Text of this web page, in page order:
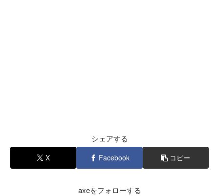
シェアする
X Facebook コピー
axeをフォローする